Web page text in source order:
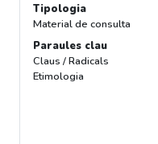
Tipologia
Material de consulta
Paraules clau
Claus / Radicals
Etimologia